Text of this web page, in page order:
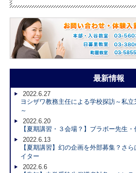
最新情報
2022.6.27
ヨシザワ教務主任による学校探訪～私
～
2022.6.20
【夏期講習・３会場？】ブラボー先生・
2022.6.13
【夏期講習】幻の企画を外部募集？さ
イター
2022.6.6